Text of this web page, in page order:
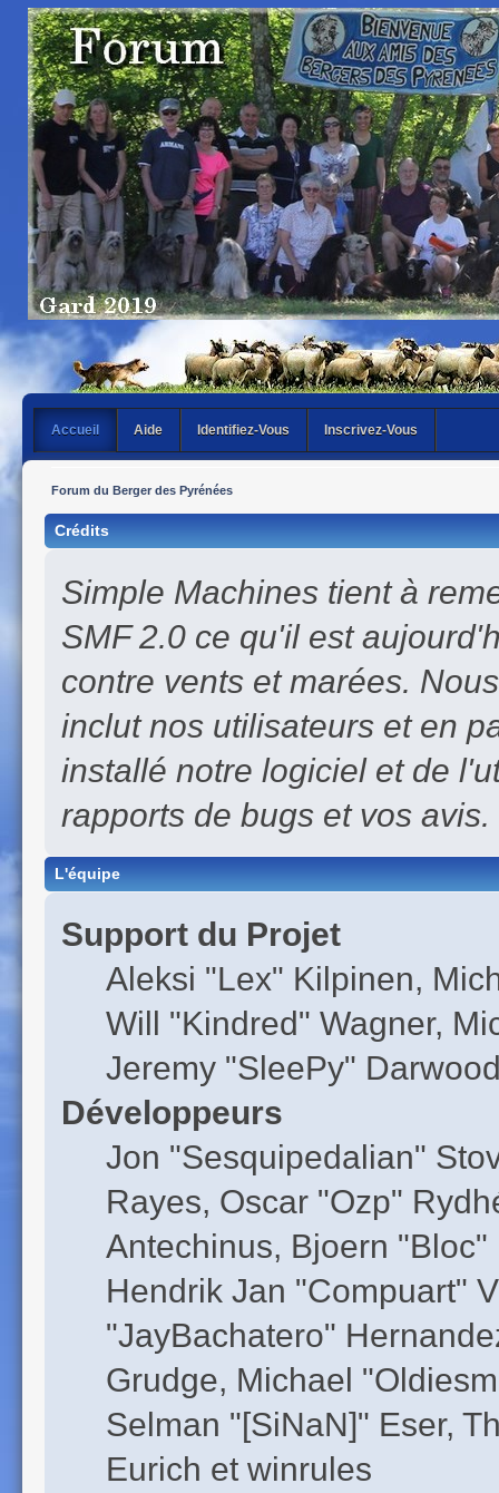
Accueil Aide Identifiez-Vous Inscrivez-Vous
Forum du Berger des Pyrénées
Crédits
Simple Machines tient à
SMF 2.0 ce qu'il est
contre vents et marées.
inclut nos utilisateurs et en
installé notre logiciel et de
rapports de bugs et vos avis.
L'équipe
Support du Projet
Aleksi "Lex" Kilpinen,
Will "Kindred" Wagner,
Jeremy "SleePy"
Développeurs
Jon "Sesquipedalian"
Rayes, Oscar "Ozp"
Antechinus, Bjoern
Hendrik Jan "Compuart"
"JayBachatero"
Grudge, Michael
Selman "[SiNaN]" Eser,
Eurich et winrules